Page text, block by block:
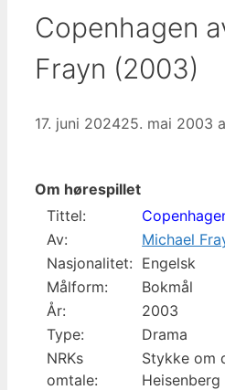
Copenhagen
Frayn (2003)
17. juni 202425. mai 2003
Om hørespillet
Tittel:
Av:
Michael
Nasjonalitet: Engelsk
Målform:
Bokmål
År:
2003
Type:
Drama
NRKs
omtale:
Stykke om